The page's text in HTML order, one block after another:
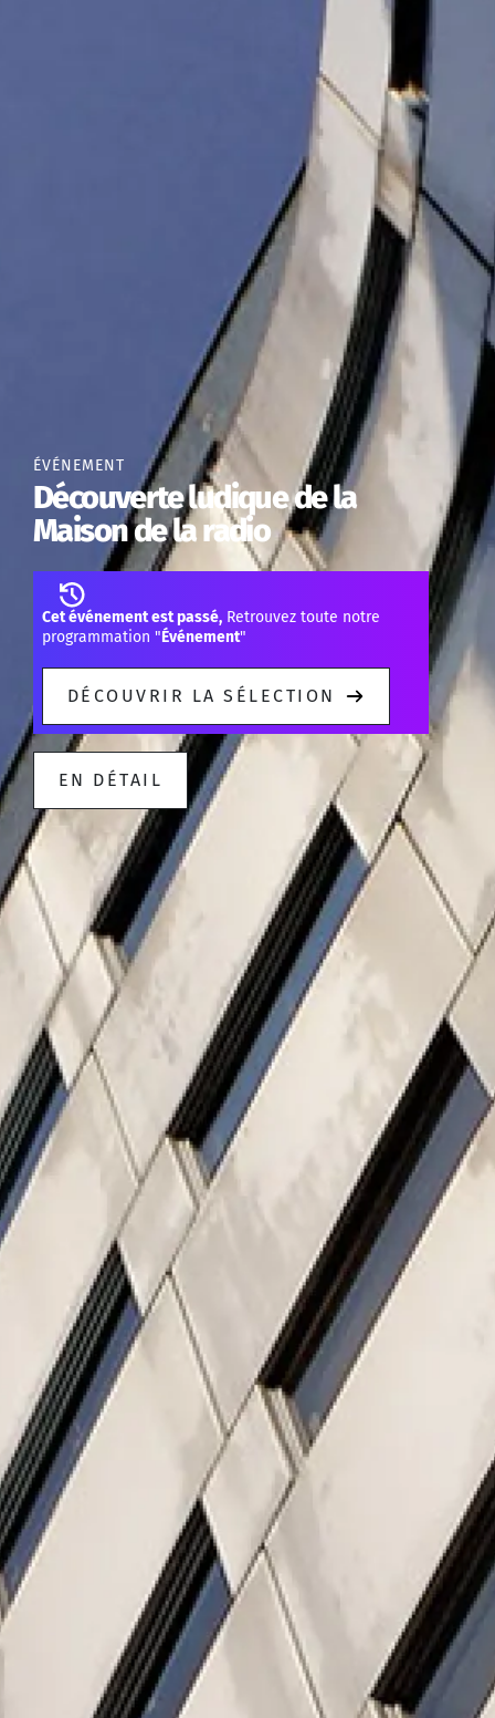
ÉVÉNEMENT
Découverte ludique de la
Maison de la radio
Cet événement est passé, Retrouvez toute notre
programmation "Événement"
DÉCOUVRIR LA SÉLECTION
EN DÉTAIL